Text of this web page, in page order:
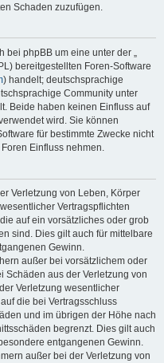
Schaden zuzufügen.
bei phpBB um eine unter der „
bereitgestellten Foren-Software
) handelt; deutschsprachige
Community unter
Beide haben keinen Einfluss auf
wird. Sie können
für bestimmte Zwecke nicht
Einfluss nehmen.
Verletzung von Leben, Körper
Vertragspflichten
auf ein vorsätzliches oder grob
sind. Dies gilt auch für mittelbare
Gewinn.
außer bei vorsätzlichem oder
Schäden aus der Verletzung von
Verletzung wesentlicher
die bei Vertragsschluss
und im übrigen der Höhe nach
begrenzt. Dies gilt auch
entgangenen Gewinn.
außer bei der Verletzung von